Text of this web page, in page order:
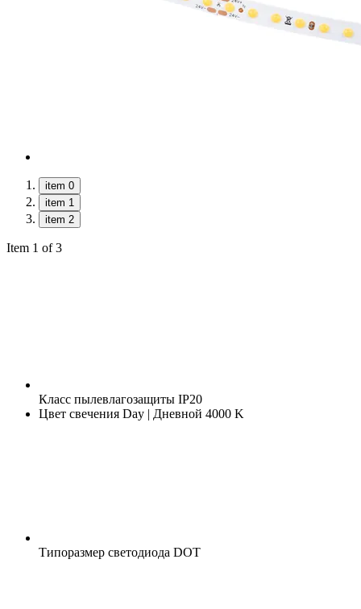
item 0
item 1
item 2
Item 1 of 3
Класс пылевлагозащиты IP20
Цвет свечения Day | Дневной 4000 K
Типоразмер светодиода DOT